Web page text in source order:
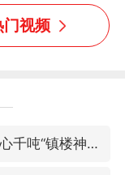
视频
上海中心千吨“镇楼神器”摆动明显